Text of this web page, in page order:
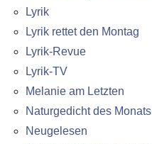
Lyrik
Lyrik rettet den Montag
Lyrik-Revue
Lyrik-TV
Melanie am Letzten
Naturgedicht des Monats
Neugelesen